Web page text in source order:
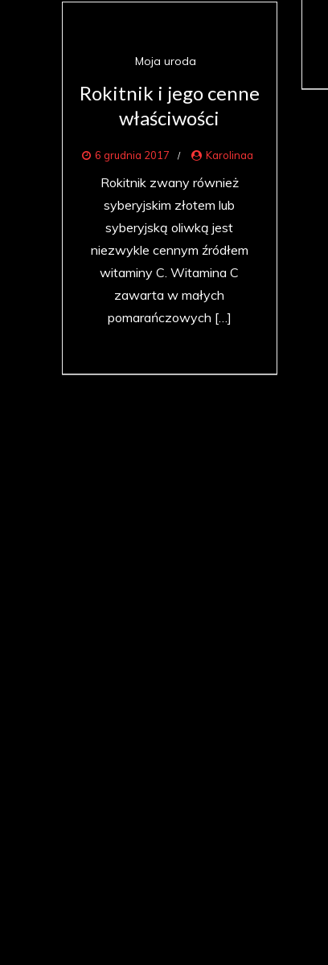
Moja uroda
Rokitnik i jego cenne
właściwości
6 grudnia 2017 Karolinaa
Rokitnik zwany również
syberyjskim złotem lub
syberyjską oliwką jest
niezwykle cennym źródłem
witaminy C. Witamina C
zawarta w małych
pomarańczowych […]